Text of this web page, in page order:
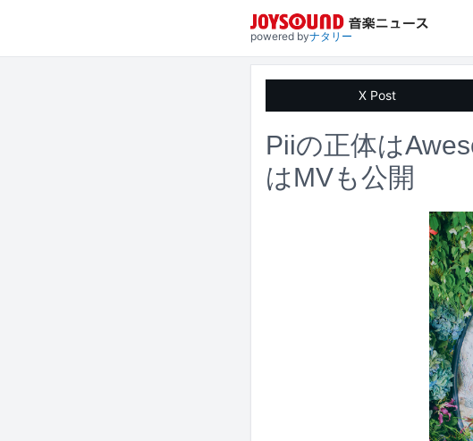
powered byナタリー
X Post
Piiの正体は
はMVも公開